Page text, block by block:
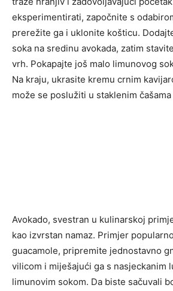
eksperimentirati, započnite s
prerežite ga i uklonite košticu.
soka na sredinu avokada, zatim
vrh. Pokapajte još malo limunovog
Na kraju, ukrasite kremu crnim
može se poslužiti u staklenim
Avokado, svestran u kulinarskoj
kao izvrstan namaz. Primjer
guacamole, pripremite jednostavno
vilicom i miješajući ga s nasjeckanim
limunovim sokom. Da biste sačuvali